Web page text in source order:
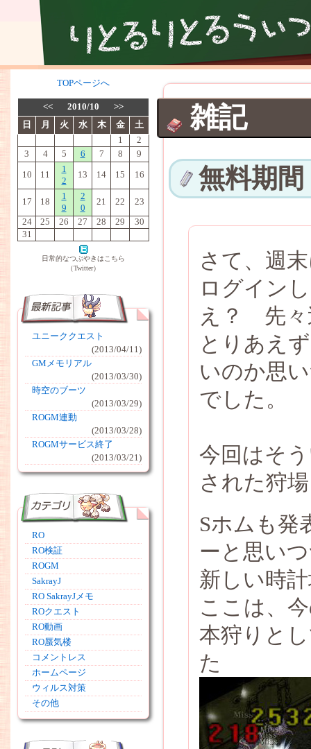
TOPページへ
<< 2010/10
>>
日
月 火 水 木 金
土
1
2
3
4 5 6 7 8 9
10 11
1
2
13 14 15 16
17 18
1
9
2
0
21 22 23
24 25 26 27 28 29
30
31
日常的なつぶやきはこちら
（Twitter）
ユニーククエスト
(2013/04/11)
GMメモリアル
(2013/03/30)
時空のブーツ
(2013/03/29)
ROGM連動
(2013/03/28)
ROGMサービス終了
(2013/03/21)
RO
RO検証
ROGM
SakrayJ
RO SakrayJメモ
ROクエスト
RO動画
RO蜃気楼
コメントレス
ホームページ
ウィルス対策
その他
雑記
無料期間
さて、週
ログイン
え？ 先々
とりあえ
いのか思
でした。
今回はそ
された狩
Sホムも発
ーと思い
新しい時
ここは、
本狩りと
た